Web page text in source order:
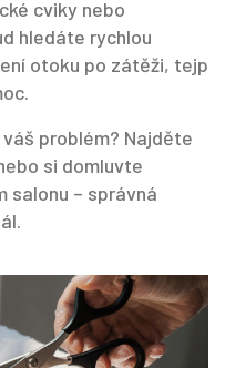
cviky nebo
hledáte rychlou
otoku po zátěži, tejp
problém? Najděte
si domluvte
salonu – správná